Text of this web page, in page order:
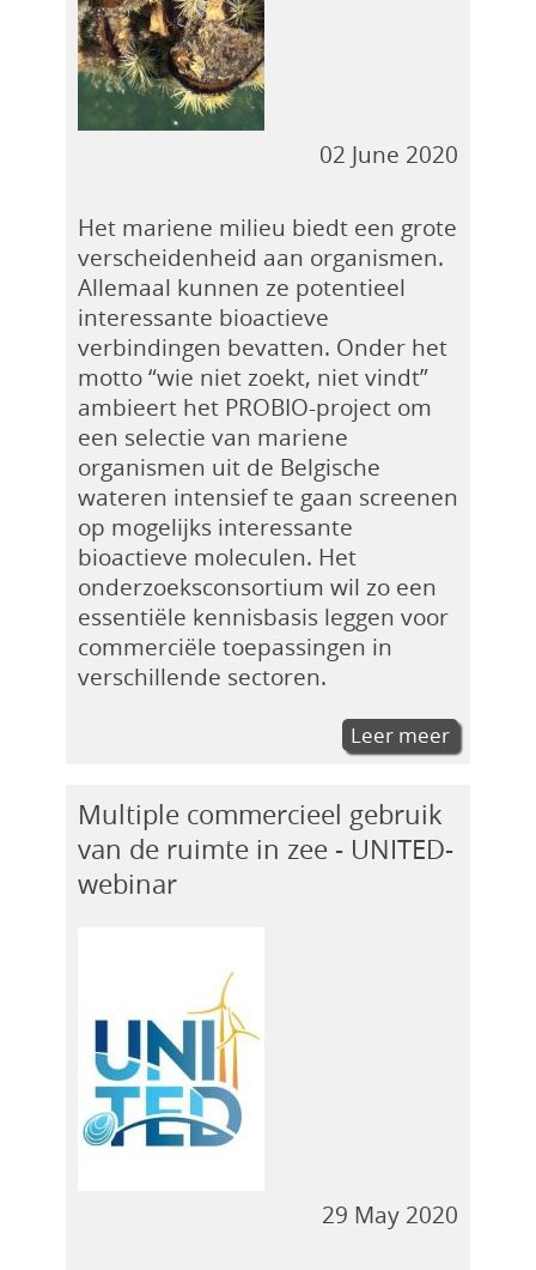
02 June 2020
Het mariene milieu biedt een grote
verscheidenheid aan organismen.
Allemaal kunnen ze potentieel
interessante bioactieve
verbindingen bevatten. Onder het
motto “wie niet zoekt, niet vindt”
ambieert het PROBIO-project om
een selectie van mariene
organismen uit de Belgische
wateren intensief te gaan screenen
op mogelijks interessante
bioactieve moleculen. Het
onderzoeksconsortium wil zo een
essentiële kennisbasis leggen voor
commerciële toepassingen in
verschillende sectoren.
Leer meer
Multiple commercieel gebruik
van de ruimte in zee - UNITED-
webinar
29 May 2020